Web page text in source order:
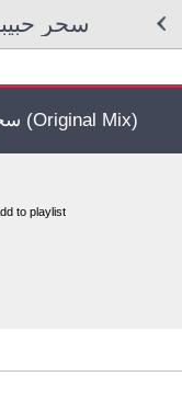
سحر
سحر حبيبة - ضحكتك غنوة حياتي (Original Mix)
to playlist